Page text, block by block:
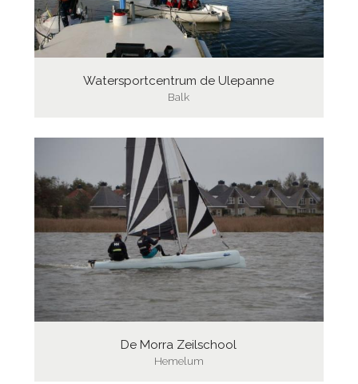
Watersportcentrum de Ulepanne
Balk
De Morra Zeilschool
Hemelum